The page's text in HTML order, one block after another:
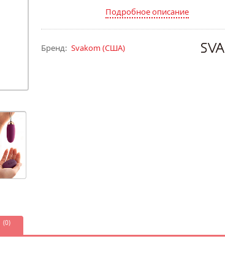
Подробное описание
Бренд: Svakom(США)
(0)